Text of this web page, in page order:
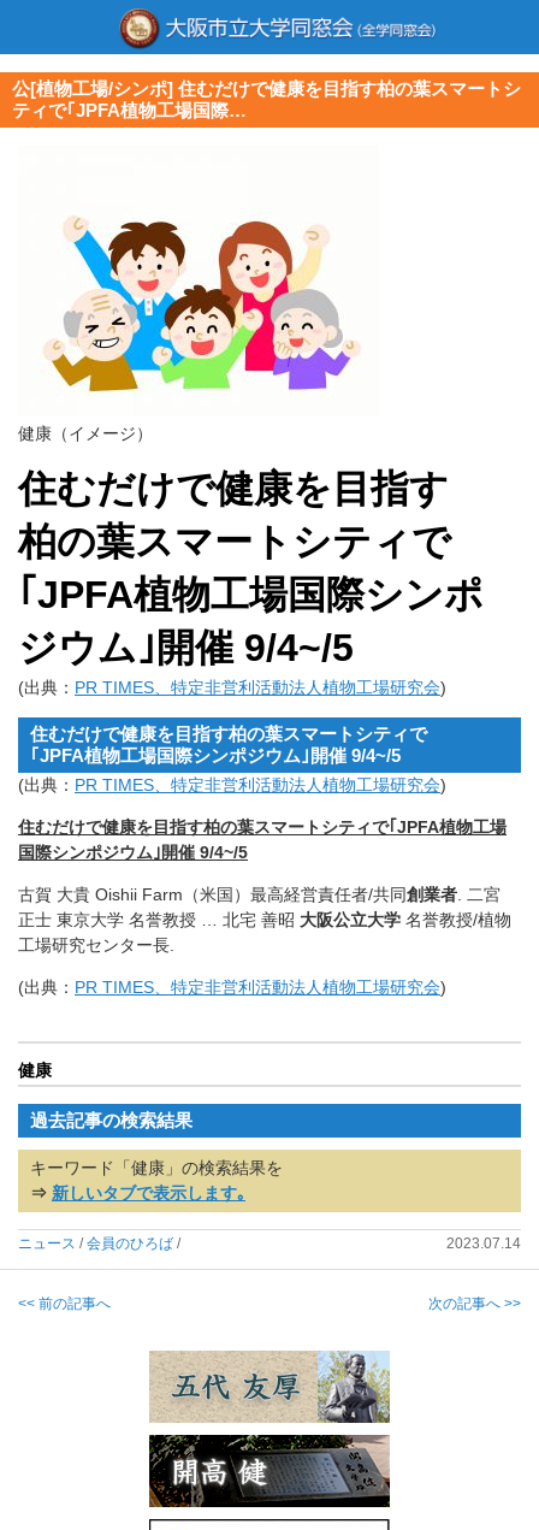
公[植物工場/シンポ] 住むだけで健康を目指す柏の葉スマートシ
ティで｢JPFA植物工場国際…
健康（イメージ）
住むだけで健康を目指す
柏の葉スマートシティで
｢JPFA植物工場国際シンポ
ジウム｣開催 9/4~/5
(出典： PR TIMES、特定非営利活動法人植物工場研究会)
住むだけで健康を目指す柏の葉スマートシティで
｢JPFA植物工場国際シンポジウム｣開催 9/4~/5
(出典： PR TIMES、特定非営利活動法人植物工場研究会)
住むだけで健康を目指す柏の葉スマートシティで｢JPFA植物工場
国際シンポジウム｣開催 9/4~/5
古賀 大貴 Oishii Farm（米国）最高経営責任者/共同創業者 . 二宮
正士 東京大学 名誉教授 … 北宅 善昭 大阪公立大学 名誉教授/植物
工場研究センター長.
(出典： PR TIMES、特定非営利活動法人植物工場研究会)
健康
過去記事の検索結果
キーワード「健康」の検索結果を
⇒ 新しいタブで表示します｡
ニュース /会員のひろば / 2023.07.14
<< 前の記事へ 次の記事へ >>